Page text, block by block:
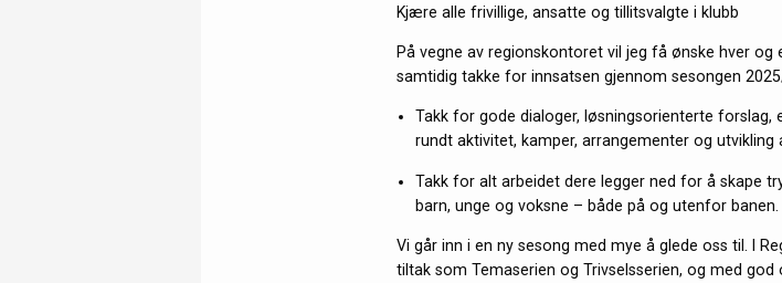
Kjære alle frivillige, ansatte og tillitsvalgte i klubb
På vegne av regionskontoret vil jeg få ønske hver
samtidig takke for innsatsen gjennom sesongen
Takk for gode dialoger, løsningsorienterte forslag,
rundt aktivitet, kamper, arrangementer og utvikling
Takk for alt arbeidet dere legger ned for å skape
barn, unge og voksne – både på og utenfor banen.
Vi går inn i en ny sesong med mye å glede oss til. I
tiltak som Temaserien og Trivselsserien, og med